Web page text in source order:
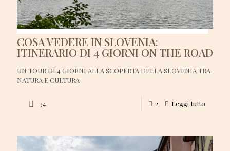
COSA VEDERE IN SLOVENIA:
ITINERARIO DI 4 GIORNI ON THE ROAD
UN TOUR DI 4 GIORNI ALLA SCOPERTA DELLA SLOVENIA TRA
NATURA E CULTURA
34 2 Leggi tutto